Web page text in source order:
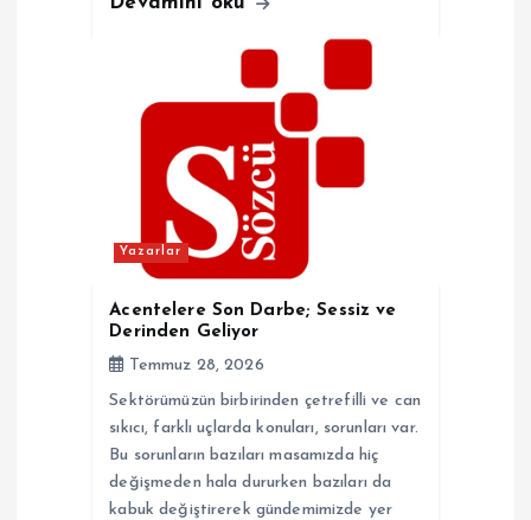
Yazarlar
Acentelere Son Darbe; Sessiz ve
Derinden Geliyor
Temmuz 28, 2026
Sektörümüzün birbirinden çetrefilli ve can
sıkıcı, farklı uçlarda konuları, sorunları var.
Bu sorunların bazıları masamızda hiç
değişmeden hala dururken bazıları da
kabuk değiştirerek gündemimizde yer